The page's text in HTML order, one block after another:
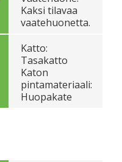
Kaksi tilavaa
vaatehuonetta.
Katto:
Tasakatto
Katon
pintamateriaali:
Huopakate